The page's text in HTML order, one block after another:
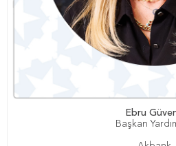
Ebru
Başkan